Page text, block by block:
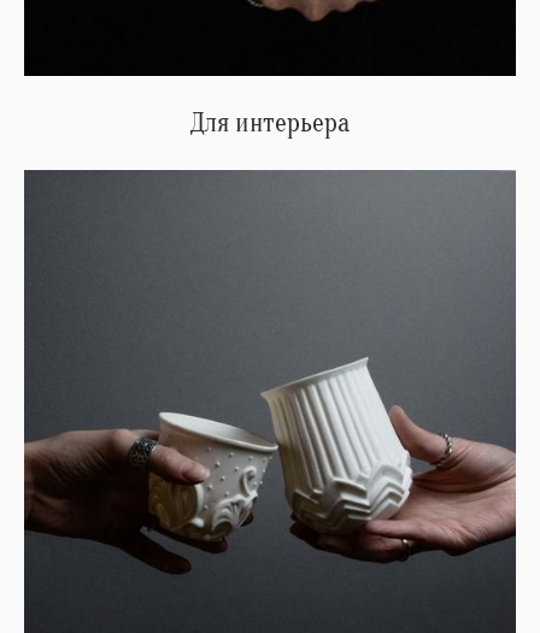
Для интерьера